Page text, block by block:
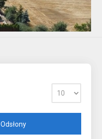
Odsłony